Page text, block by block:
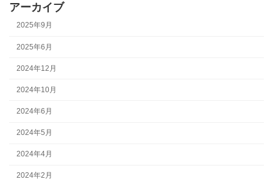
アーカイブ
2025年9月
2025年6月
2024年12月
2024年10月
2024年6月
2024年5月
2024年4月
2024年2月